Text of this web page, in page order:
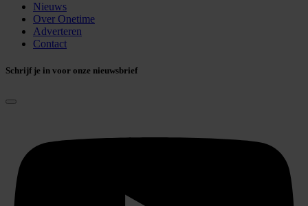
Nieuws
Over Onetime
Adverteren
Contact
Schrijf je in voor onze nieuwsbrief